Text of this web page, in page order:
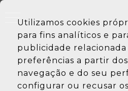
Utilizamos cookies
para fins analíticos e
publicidade relacionada
preferências a partir
navegação e do seu
configurar ou recusar